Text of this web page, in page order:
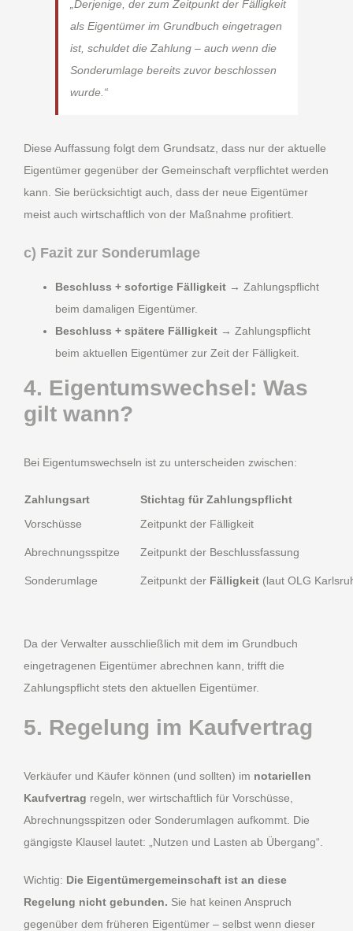
„Derjenige, der zum Zeitpunkt der Fälligkeit
als Eigentümer im Grundbuch eingetragen
ist, schuldet die Zahlung – auch wenn die
Sonderumlage bereits zuvor beschlossen
wurde.“
Diese Auffassung folgt dem Grundsatz, dass nur der aktuelle
Eigentümer gegenüber der Gemeinschaft verpflichtet werden
kann. Sie berücksichtigt auch, dass der neue Eigentümer
meist auch wirtschaftlich von der Maßnahme profitiert.
c) Fazit zur Sonderumlage
Beschluss + sofortige Fälligkeit → Zahlungspflicht
beim damaligen Eigentümer.
Beschluss + spätere Fälligkeit → Zahlungspflicht
beim aktuellen Eigentümer zur Zeit der Fälligkeit.
4. Eigentumswechsel: Was
gilt wann?
Bei Eigentumswechseln ist zu unterscheiden zwischen:
Zahlungsart
Stichtag für Zahlungspflicht
Vorschüsse
Zeitpunkt der Fälligkeit
Abrechnungsspitze Zeitpunkt der Beschlussfassung
Sonderumlage Zeitpunkt der Fälligkeit (laut OLG
Da der Verwalter ausschließlich mit dem im Grundbuch
eingetragenen Eigentümer abrechnen kann, trifft die
Zahlungspflicht stets den aktuellen Eigentümer.
5. Regelung im Kaufvertrag
Verkäufer und Käufer können (und sollten) im notariellen
Kaufvertrag regeln, wer wirtschaftlich für Vorschüsse,
Abrechnungsspitzen oder Sonderumlagen aufkommt. Die
gängigste Klausel lautet: „Nutzen und Lasten ab Übergang“.
Wichtig: Die Eigentümergemeinschaft ist an diese
Regelung nicht gebunden. Sie hat keinen Anspruch
gegenüber dem früheren Eigentümer – selbst wenn dieser